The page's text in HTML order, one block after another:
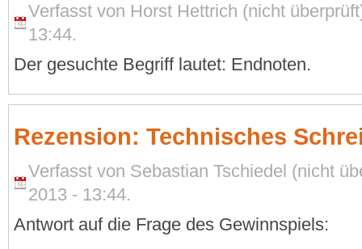
Verfasst von Horst Hettrich (nicht
13:44.
Der gesuchte Begriff lautet: Endnoten.
Rezension: Technisches
Verfasst von Sebastian Tschiedel (nicht
2013 - 13:44.
Antwort auf die Frage des Gewinnspiels: